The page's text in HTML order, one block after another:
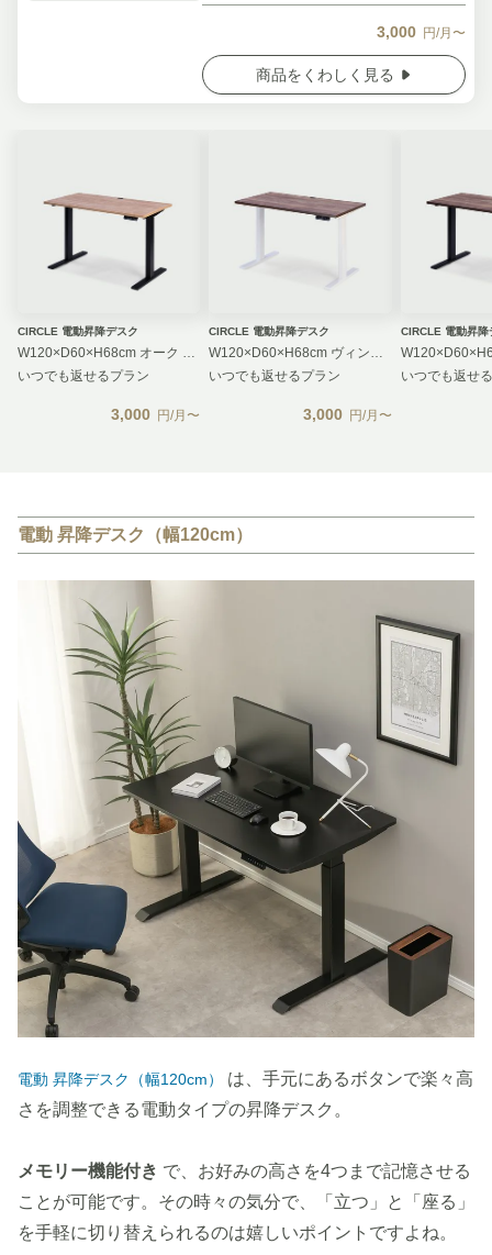
3,000 円/月〜
商品をくわしく見る
CIRCLE 電動昇降デスク
いつでも返せるプラン
3,000 円/月〜
CIRCLE 電動昇降デスク
いつでも返せるプラン
3,000 円/月〜
CIRCLE 電動昇降
いつでも返せ
電動 昇降デスク（幅120cm）
電動 昇降デスク（幅120cm）
は、手元にあるボタンで楽々高
さを調整できる電動タイプの昇降デスク。
メモリー機能付き で、お好みの高さを4つまで記憶させる
ことが可能です。その時々の気分で、「立つ」と「座る」
を手軽に切り替えられるのは嬉しいポイントですよね。